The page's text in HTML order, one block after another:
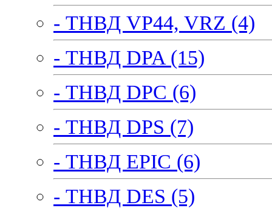
- ТНВД VP44, VRZ (4)
- ТНВД DPA (15)
- ТНВД DPC (6)
- ТНВД DPS (7)
- ТНВД EPIC (6)
- ТНВД DES (5)